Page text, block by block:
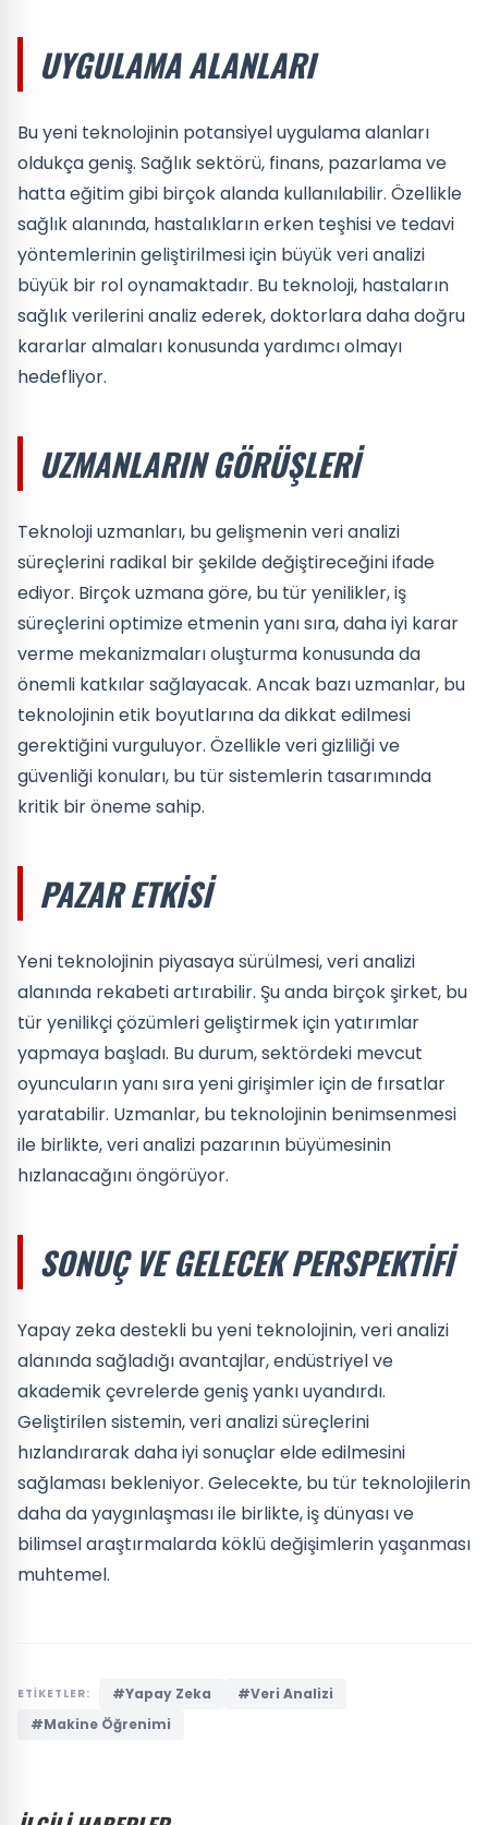
UYGULAMA ALANLARI
Bu yeni teknolojinin potansiyel uygulama alanları
oldukça geniş. Sağlık sektörü, finans, pazarlama ve
hatta eğitim gibi birçok alanda kullanılabilir. Özellikle
sağlık alanında, hastalıkların erken teşhisi ve tedavi
yöntemlerinin geliştirilmesi için büyük veri analizi
büyük bir rol oynamaktadır. Bu teknoloji, hastaların
sağlık verilerini analiz ederek, doktorlara daha doğru
kararlar almaları konusunda yardımcı olmayı
hedefliyor.
UZMANLARIN GÖRÜŞLERI
Teknoloji uzmanları, bu gelişmenin veri analizi
süreçlerini radikal bir şekilde değiştireceğini ifade
ediyor. Birçok uzmana göre, bu tür yenilikler, iş
süreçlerini optimize etmenin yanı sıra, daha iyi karar
verme mekanizmaları oluşturma konusunda da
önemli katkılar sağlayacak. Ancak bazı uzmanlar, bu
teknolojinin etik boyutlarına da dikkat edilmesi
gerektiğini vurguluyor. Özellikle veri gizliliği ve
güvenliği konuları, bu tür sistemlerin tasarımında
kritik bir öneme sahip.
PAZAR ETKISI
Yeni teknolojinin piyasaya sürülmesi, veri analizi
alanında rekabeti artırabilir. Şu anda birçok şirket, bu
tür yenilikçi çözümleri geliştirmek için yatırımlar
yapmaya başladı. Bu durum, sektördeki mevcut
oyuncuların yanı sıra yeni girişimler için de fırsatlar
yaratabilir. Uzmanlar, bu teknolojinin benimsenmesi
ile birlikte, veri analizi pazarının büyümesinin
hızlanacağını öngörüyor.
SONUÇ VE GELECEK PERSPEKTIFI
Yapay zeka destekli bu yeni teknolojinin, veri analizi
alanında sağladığı avantajlar, endüstriyel ve
akademik çevrelerde geniş yankı uyandırdı.
Geliştirilen sistemin, veri analizi süreçlerini
hızlandırarak daha iyi sonuçlar elde edilmesini
sağlaması bekleniyor. Gelecekte, bu tür teknolojilerin
daha da yaygınlaşması ile birlikte, iş dünyası ve
bilimsel araştırmalarda köklü değişimlerin yaşanması
muhtemel.
ETİKETLER: #Yapay Zeka
#Veri Analizi
#Makine Öğrenimi